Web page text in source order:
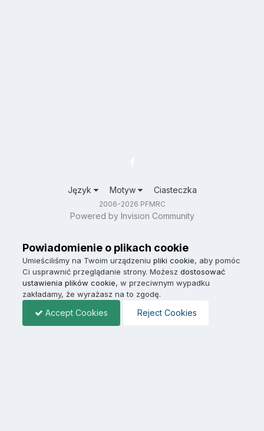
Język Motyw Ciasteczka
2006-2026 PFMRC
Powered by Invision Community
Powiadomienie o plikach cookie
Umieściliśmy na Twoim urządzeniu pliki cookie, aby pomóc
Ci usprawnić przeglądanie strony. Możesz dostosować
ustawienia plików cookie, w przeciwnym wypadku
zakładamy, że wyrażasz na to zgodę.
Accept Cookies Reject Cookies